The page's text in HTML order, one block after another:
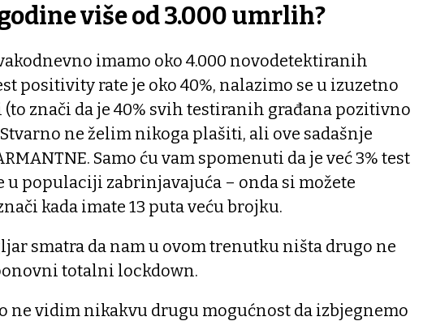
više od 3.000 umrlih?
imamo oko 4.000 novodetektiranih
positivity rate je oko 40%, nalazimo se u izuzetno
znači da je 40% svih testiranih građana pozitivno
ne želim nikoga plašiti, ali ove sadašnje
Samo ću vam spomenuti da je već 3% test
u populaciji zabrinjavajuća – onda si možete
kada imate 13 puta veću brojku.
smatra da nam u ovom trenutku ništa drugo ne
totalni lockdown.
ne vidim nikakvu drugu mogućnost da izbjegnemo